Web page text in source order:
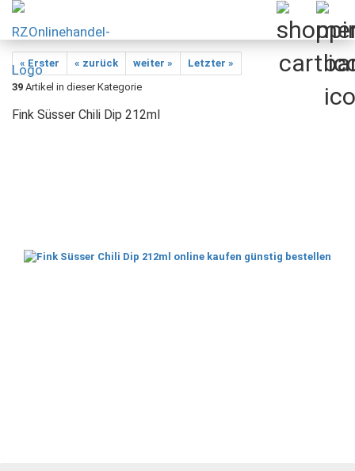
« Erster « zurück weiter »
Letzter »
39 Artikel in dieser Kategorie
Fink Süsser Chili Dip 212ml